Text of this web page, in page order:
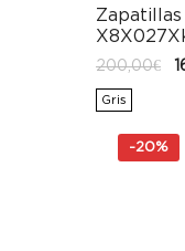
200,00€
El
Gris
-20%